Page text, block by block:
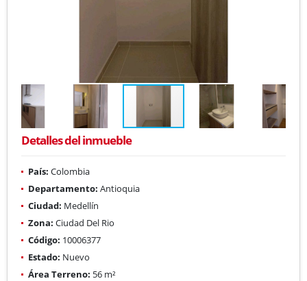
Detalles del inmueble
País: Colombia
Departamento: Antioquia
Ciudad: Medellín
Zona: Ciudad Del Rio
Código: 10006377
Estado: Nuevo
Área Terreno: 56 m²